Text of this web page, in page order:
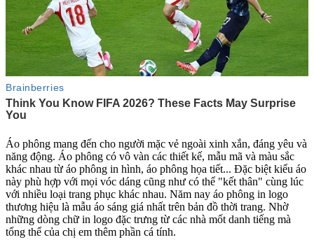
Áo phông mang đến cho người mặc vẻ ngoài xinh xắn, đáng yêu và
năng động. Áo phông có vô vàn các thiết kế, mẫu mã và màu sắc
khác nhau từ áo phông in hình, áo phông họa tiết... Đặc biệt kiểu áo
này phù hợp với mọi vóc dáng cũng như có thể "kết thân" cùng lúc
với nhiều loại trang phục khác nhau. Năm nay áo phông in logo
thương hiệu là mẫu áo sáng giá nhất trên bản đồ thời trang. Nhờ
những dòng chữ in logo đặc trưng từ các nhà mốt danh tiếng mà
tổng thể của chị em thêm phần cá tính.